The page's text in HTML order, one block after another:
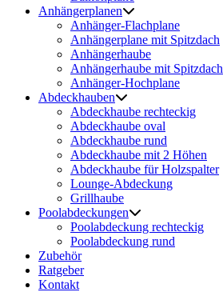
Anhängerplanen
Anhänger-Flachplane
Anhängerplane mit Spitzdach
Anhängerhaube
Anhängerhaube mit Spitzdach
Anhänger-Hochplane
Abdeckhauben
Abdeckhaube rechteckig
Abdeckhaube oval
Abdeckhaube rund
Abdeckhaube mit 2 Höhen
Abdeckhaube für Holzspalter
Lounge-Abdeckung
Grillhaube
Poolabdeckungen
Poolabdeckung rechteckig
Poolabdeckung rund
Zubehör
Ratgeber
Kontakt